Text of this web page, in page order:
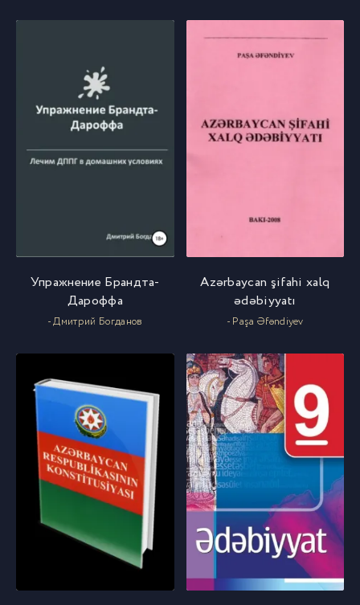
Упражнение Брандта-
Дароффа
- Дмитрий Богданов
Azərbaycan şifahi xalq
ədəbiyyatı
- Paşa Əfəndiyev